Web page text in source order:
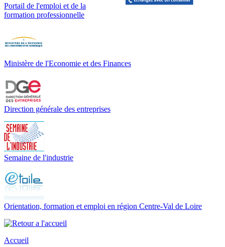
Portail de l'emploi et de la
formation professionnelle
Ministère de l'Economie et des Finances
Direction générale des entreprises
Semaine de l'industrie
Orientation, formation et emploi en région Centre-Val de Loire
Accueil